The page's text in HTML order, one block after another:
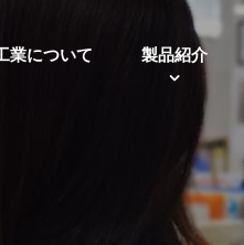
業について 製品紹介